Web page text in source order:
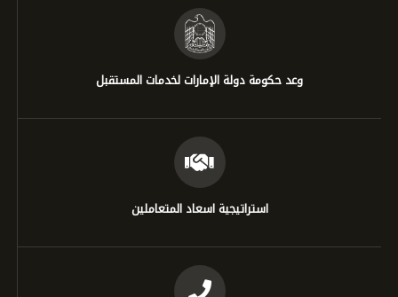
وعد حكومة دولة الإمارات لخدمات المستقبل
استراتيجية اسعاد المتعاملين